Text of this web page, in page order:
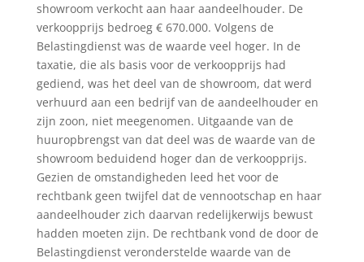
showroom verkocht aan haar aandeelhouder. De
verkoopprijs bedroeg € 670.000. Volgens de
Belastingdienst was de waarde veel hoger. In de
taxatie, die als basis voor de verkoopprijs had
gediend, was het deel van de showroom, dat werd
verhuurd aan een bedrijf van de aandeelhouder en
zijn zoon, niet meegenomen. Uitgaande van de
huuropbrengst van dat deel was de waarde van de
showroom beduidend hoger dan de verkoopprijs.
Gezien de omstandigheden leed het voor de
rechtbank geen twijfel dat de vennootschap en haar
aandeelhouder zich daarvan redelijkerwijs bewust
hadden moeten zijn. De rechtbank vond de door de
Belastingdienst veronderstelde waarde van de